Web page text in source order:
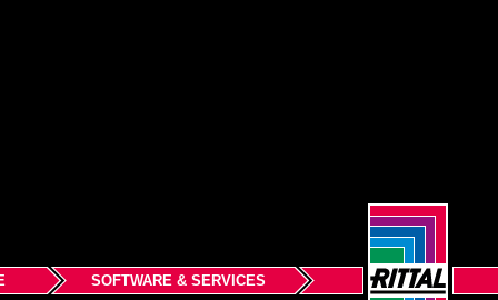
SOFTWARE & SERVICES